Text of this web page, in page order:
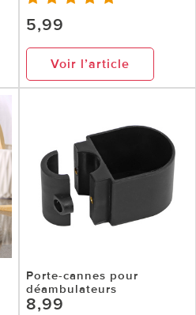
5,99
Voir l’article
Porte-cannes pour
déambulateurs
8,99